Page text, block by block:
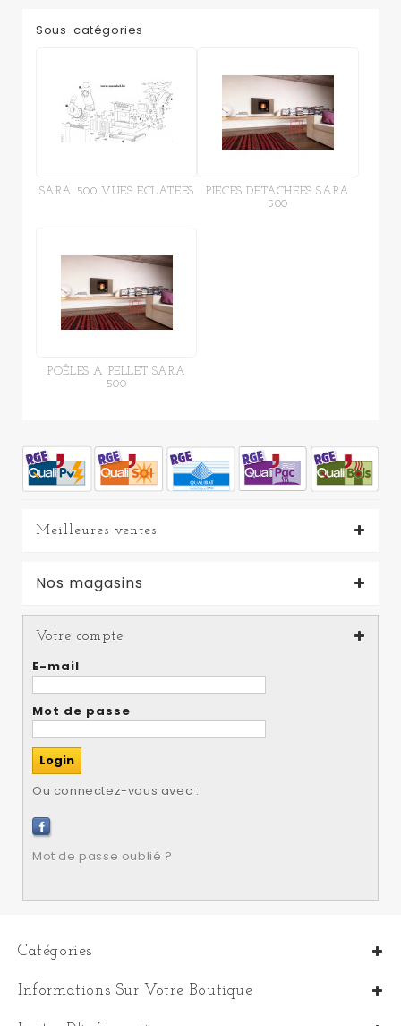
Sous-catégories
SARA 500 VUES ECLATEES
PIECES DETACHEES SARA
500
POÊLES A PELLET SARA
500
Meilleures ventes
Nos magasins
Votre compte
E-mail
Mot de passe
Ou connectez-vous avec :
Mot de passe oublié ?
Catégories
Informations Sur Votre Boutique